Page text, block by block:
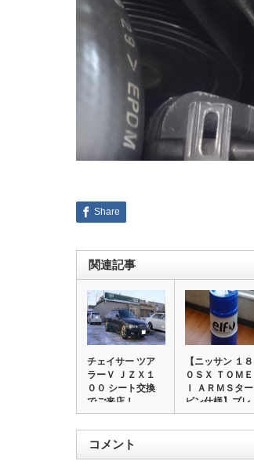
Share
関連記事
チェイサー ツア
ラーＶ ＪＺＸ１
００ シート交換
でご来店！
【ニッサン １８
０ＳＸ ＴＯＭＥ
Ｉ ＡＲＭＳター
ビン仕様】ブレ
ー…
コメント